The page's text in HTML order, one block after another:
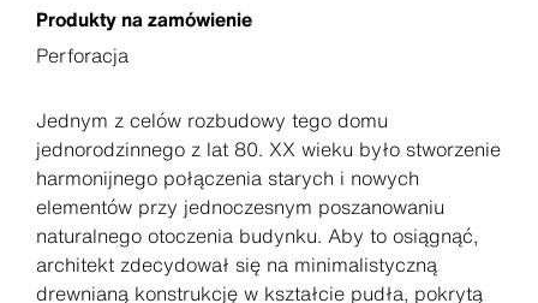
Produkty na zamówienie
Perforacja
Jednym z celów rozbudowy tego domu
jednorodzinnego z lat 80. XX wieku było stworzenie
harmonijnego połączenia starych i nowych
elementów przy jednoczesnym poszanowaniu
naturalnego otoczenia budynku. Aby to osiągnąć,
architekt zdecydował się na minimalistyczną
drewnianą konstrukcję w kształcie pudła, pokrytą